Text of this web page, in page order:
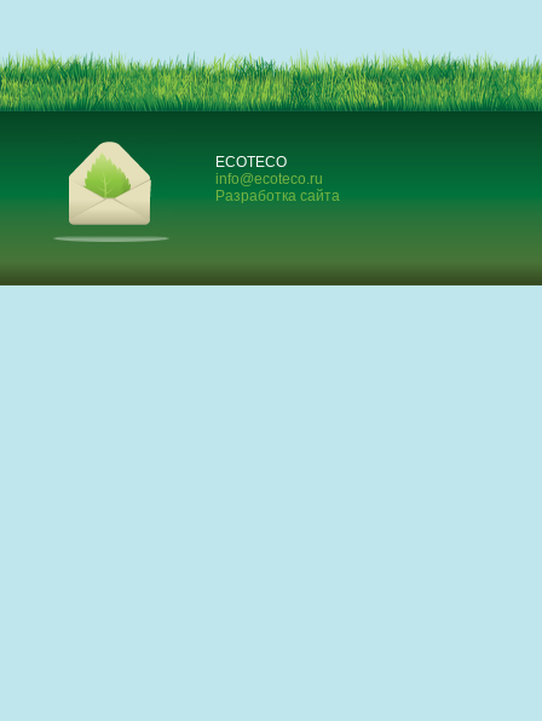
ECOTECO
info@ecoteco.ru
Разработка сайта